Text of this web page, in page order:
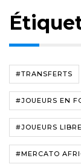
#TRANSFERTS
#JOUEURS EN
#JOUEURS
#MERCATO